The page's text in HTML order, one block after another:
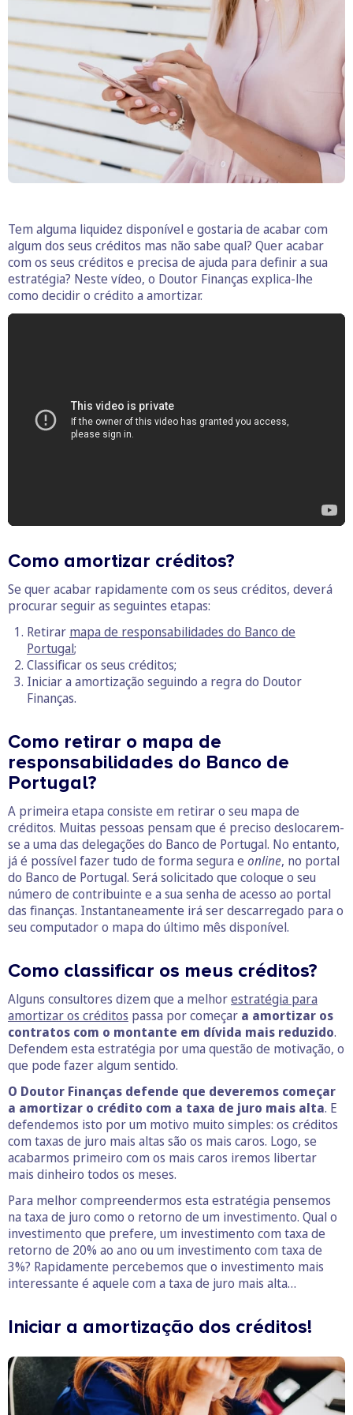
Tem alguma liquidez disponível e gostaria de acabar com
algum dos seus créditos mas não sabe qual? Quer acabar
com os seus créditos e precisa de ajuda para definir a sua
estratégia? Neste vídeo, o Doutor Finanças explica-lhe
como decidir o crédito a amortizar.
Como amortizar créditos?
Se quer acabar rapidamente com os seus créditos, deverá
procurar seguir as seguintes etapas:
Retirar mapa de responsabilidades do Banco de
Portugal;
Classificar os seus créditos;
Iniciar a amortização seguindo a regra do Doutor
Finanças.
Como retirar o mapa de
responsabilidades do Banco de
Portugal?
A primeira etapa consiste em retirar o seu mapa de
créditos. Muitas pessoas pensam que é preciso deslocarem-
se a uma das delegações do Banco de Portugal. No entanto,
já é possível fazer tudo de forma segura e online, no portal
do Banco de Portugal. Será solicitado que coloque o seu
número de contribuinte e a sua senha de acesso ao portal
das finanças. Instantaneamente irá ser descarregado para o
seu computador o mapa do último mês disponível.
Como classificar os meus créditos?
Alguns consultores dizem que a melhorestratégia para
amortizar os créditos passa por começar a amortizar os
contratos com o montante em dívida mais reduzido.
Defendem esta estratégia por uma questão de motivação, o
que pode fazer algum sentido.
O Doutor Finanças defende que deveremos começar
a amortizar o crédito com a taxa de juro mais alta. E
defendemos isto por um motivo muito simples: os créditos
com taxas de juro mais altas são os mais caros. Logo, se
acabarmos primeiro com os mais caros iremos libertar
mais dinheiro todos os meses.
Para melhor compreendermos esta estratégia pensemos
na taxa de juro como o retorno de um investimento. Qual o
investimento que prefere, um investimento com taxa de
retorno de 20% ao ano ou um investimento com taxa de
3%? Rapidamente percebemos que o investimento mais
interessante é aquele com a taxa de juro mais alta…
Iniciar a amortização dos créditos!